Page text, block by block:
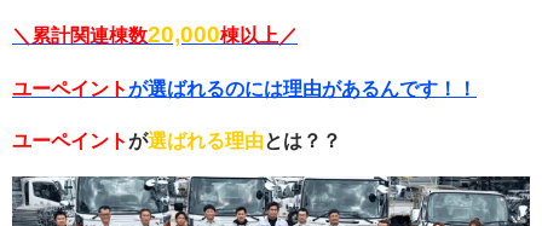
＼累計関連棟数20,000棟以上／
ユーペイントが選ばれるのには理由があるんです！！
ユーペイントが選ばれる理由とは？？